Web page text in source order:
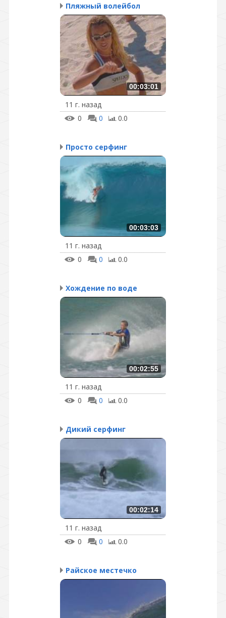
Пляжный волейбол
00:03:01
11 г. назад
0
0 0.0
Просто серфинг
00:03:03
11 г. назад
0
0 0.0
Хождение по воде
00:02:55
11 г. назад
0
0 0.0
Дикий серфинг
00:02:14
11 г. назад
0
0 0.0
Райское местечко